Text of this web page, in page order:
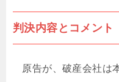
判決内容とコメント
原告が、破産会社は